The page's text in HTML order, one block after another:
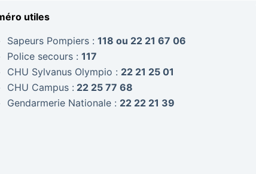
utiles
Sapeurs Pompiers : 118 ou 22 21 67 06
Police secours : 117
CHU Sylvanus Olympio : 22 21 25 01
CHU Campus : 22 25 77 68
Gendarmerie Nationale : 22 22 21 39